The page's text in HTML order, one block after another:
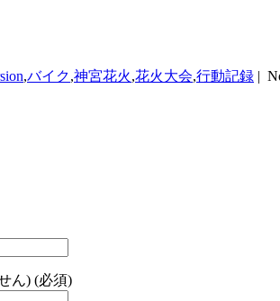
,バイク,神宮花火,花火大会,行動記録 |
ん) (必須)